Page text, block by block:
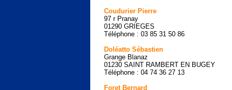
Coudurier Pierre
97 r Pranay
01290 GRIEGES
Téléphone : 03 85 31 50 86
Doléatto Sébastien
Grange Blanaz
01230 SAINT RAMBERT EN BUGEY
Téléphone : 04 74 36 27 13
Foret Bernard